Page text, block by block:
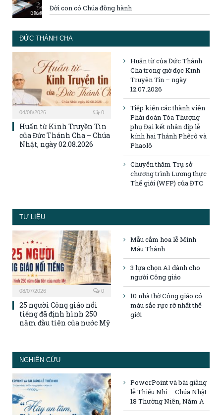
Đời con có Chúa đồng hành
ĐỨC THÁNH CHA
04/08/2026 0
Huấn từ Kinh Truyền Tin
của Đức Thánh Cha – Chúa
Nhật, ngày 02.08.2026
Huấn từ của Đức Thánh
Cha trong giờ đọc Kinh
Truyền Tin – ngày
12.07.2026
Tiếp kiến các thành viên
Phái đoàn Tòa Thượng
phụ Đại kết nhân dịp lễ
kính hai Thánh Phêrô và
Phaolô
Chuyến thăm Trụ sở
chương trình Lương thực
Thế giới (WFP) của ĐTC
TƯ LIỆU
08/07/2026 0
25 người Công giáo nổi
tiếng đã định hình 250
năm đầu tiên của nước Mỹ
Mẫu cắm hoa lễ Mình
Máu Thánh
3 lựa chọn AI dành cho
người Công giáo
10 nhà thờ Công giáo có
màu sắc rực rỡ nhất thế
giới
NGHIÊN CỨU
PowerPoint và bài giảng
lễ Thiếu Nhi – Chúa Nhật
18 Thường Niên, Năm A